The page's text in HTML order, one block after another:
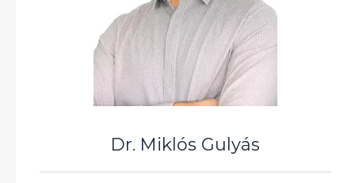
Dr. Miklós Gulyás